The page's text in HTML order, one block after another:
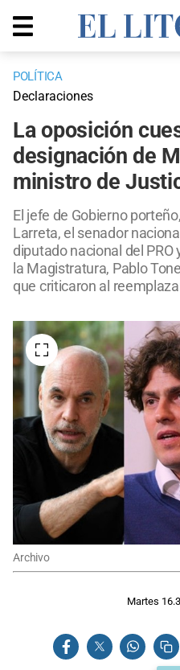
POLÍTICA
Declaraciones
La oposición
designación de
ministro de
El jefe de Gobierno
Larreta, el senador
diputado nacional del
la Magistratura, Pablo
que criticaron al
Archivo
Martes